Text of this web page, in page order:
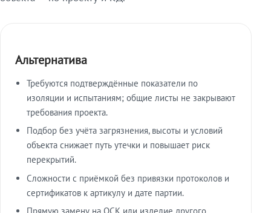
Альтернатива
Требуются подтверждённые показатели по
изоляции и испытаниям; общие листы не закрывают
требования проекта.
Подбор без учёта загрязнения, высоты и условий
объекта снижает путь утечки и повышает риск
перекрытий.
Сложности с приёмкой без привязки протоколов и
сертификатов к артикулу и дате партии.